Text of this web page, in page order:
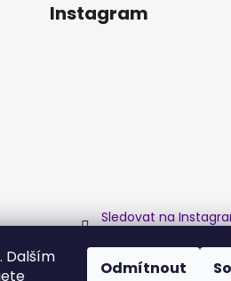
Dalším
Odmítnout
Instagram
Sledovat na